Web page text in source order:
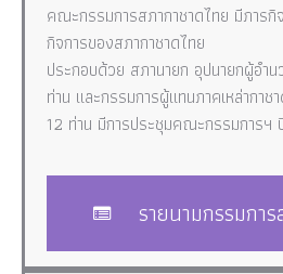
คณะกรรมการสภากาชาดไทย มีภารกิ
กิจการของสภากาชาดไทย
ประกอบด้วย สภานายก อุปนายกผู้อำ
ท่าน และกรรมการผู้แทนภาคเหล่ากา
12 ท่าน มีการประชุมคณะกรรมการฯ
รายนามกรรมกา